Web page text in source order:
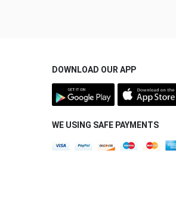
DOWNLOAD OUR APP
WE USING SAFE PAYMENTS